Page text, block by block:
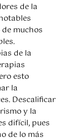
de la
muchos
de la
esto
la
Descalificar
y la
difícil, pues
de lo más